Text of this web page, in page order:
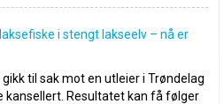
i stengt lakseelv – nå er
til sak mot en utleier i Trøndelag
kansellert. Resultatet kan få følger